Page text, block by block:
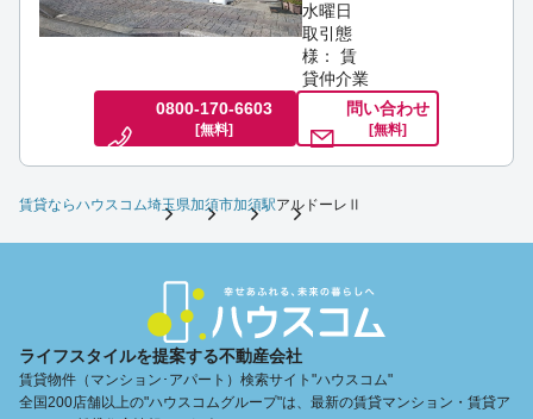
水曜日
取引態
様： 賃
貸仲介業
0800-170-6603
[無料]
問い合わせ
[無料]
賃貸ならハウスコム埼玉県加須市加須駅アルドーレⅡ
ライフスタイルを提案する不動産会社
賃貸物件（マンション･アパート）検索サイト"ハウスコム"
全国200店舗以上の"ハウスコムグループ"は、最新の賃貸マンション・賃貸ア